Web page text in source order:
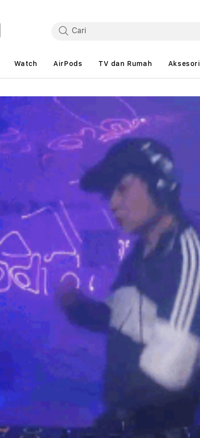
Watch AirPods TV dan Rumah Aksesori